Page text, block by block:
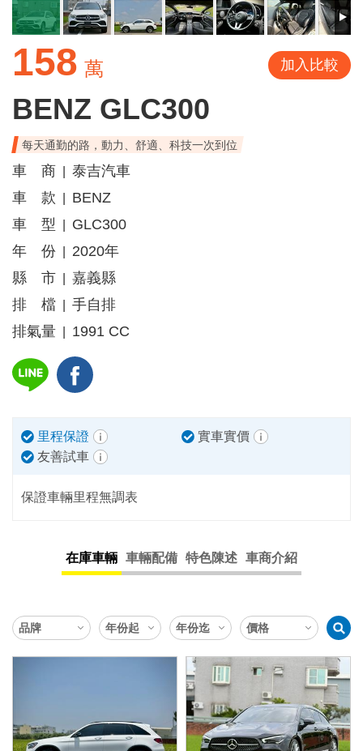
158 萬 加入比較
BENZ GLC300
每天通勤的路，動力、舒適、科技一次到位
車 商
泰吉汽車
車 款
BENZ
車 型
GLC300
年 份
2020年
縣 市
嘉義縣
排 檔
手自排
排氣量
1991 CC
里程保證
實車實價
友善試車
保證車輛里程無調表
在庫車輛 車輛配備 特色陳述 車商介紹